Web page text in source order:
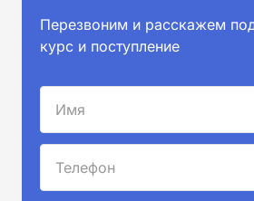
Перезвоним и расскажем
курс и поступление